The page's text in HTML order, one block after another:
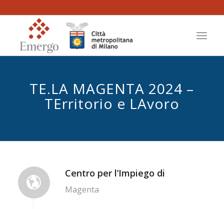
TE.LA MAGENTA 2024 –
TErritorio e LAvoro
Centro per l’Impiego di
Magenta